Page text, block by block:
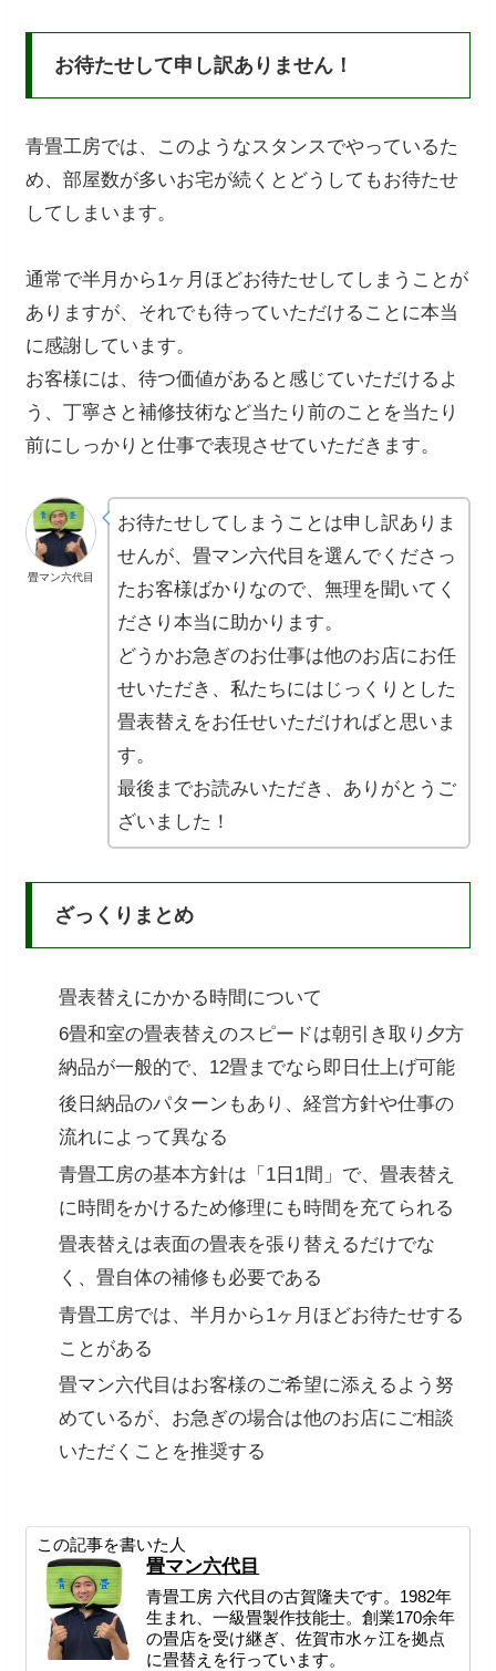
お待たせして申し訳ありません！
青畳工房では、このようなスタンスでやっているた
め、部屋数が多いお宅が続くとどうしてもお待たせ
してしまいます。
通常で半月から1ヶ月ほどお待たせしてしまうことが
ありますが、それでも待っていただけることに本当
に感謝しています。
お客様には、待つ価値があると感じていただけるよ
う、丁寧さと補修技術など当たり前のことを当たり
前にしっかりと仕事で表現させていただきます。
畳マン六代目
お待たせしてしまうことは申し訳ありま
せんが、畳マン六代目を選んでくださっ
たお客様ばかりなので、無理を聞いてく
ださり本当に助かります。
どうかお急ぎのお仕事は他のお店にお任
せいただき、私たちにはじっくりとした
畳表替えをお任せいただければと思いま
す。
最後までお読みいただき、ありがとうご
ざいました！
ざっくりまとめ
畳表替えにかかる時間について
6畳和室の畳表替えのスピードは朝引き取り夕方
納品が一般的で、12畳までなら即日仕上げ可能
後日納品のパターンもあり、経営方針や仕事の
流れによって異なる
青畳工房の基本方針は「1日1間」で、畳表替え
に時間をかけるため修理にも時間を充てられる
畳表替えは表面の畳表を張り替えるだけでな
く、畳自体の補修も必要である
青畳工房では、半月から1ヶ月ほどお待たせする
ことがある
畳マン六代目はお客様のご希望に添えるよう努
めているが、お急ぎの場合は他のお店にご相談
いただくことを推奨する
この記事を書いた人
畳マン六代目
青畳工房 六代目の古賀隆夫です。1982年
生まれ、一級畳製作技能士。創業170余年
の畳店を受け継ぎ、佐賀市水ヶ江を拠点
に畳替えを行っています。